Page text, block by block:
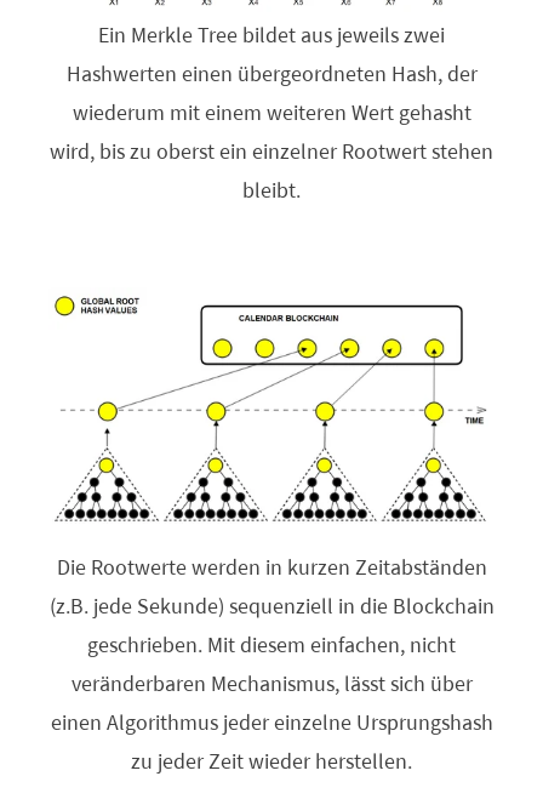
Ein Merkle Tree bildet aus jeweils zwei
Hashwerten einen übergeordneten Hash, der
wiederum mit einem weiteren Wert gehasht
wird, bis zu oberst ein einzelner Rootwert stehen
bleibt.
Die Rootwerte werden in kurzen Zeitabständen
(z.B. jede Sekunde) sequenziell in die Blockchain
geschrieben. Mit diesem einfachen, nicht
veränderbaren Mechanismus, lässt sich über
einen Algorithmus jeder einzelne Ursprungshash
zu jeder Zeit wieder herstellen.